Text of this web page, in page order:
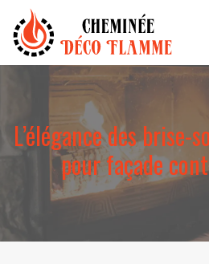
L’élégance des
pour façade